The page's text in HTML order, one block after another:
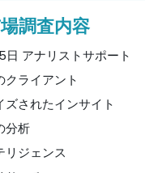
調査内容
アナリストサポート
クライアント
ズされたインサイト
分析
リジェンス